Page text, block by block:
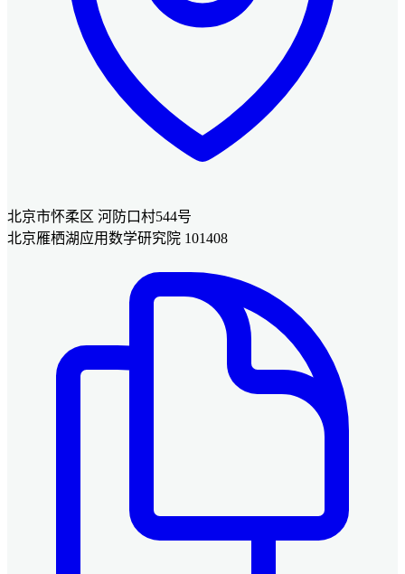
北京市怀柔区 河防口村544号
北京雁栖湖应用数学研究院 101408